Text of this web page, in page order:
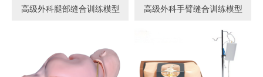
高级外科腿部缝合训练模型 高级外科手臂缝合训练模型